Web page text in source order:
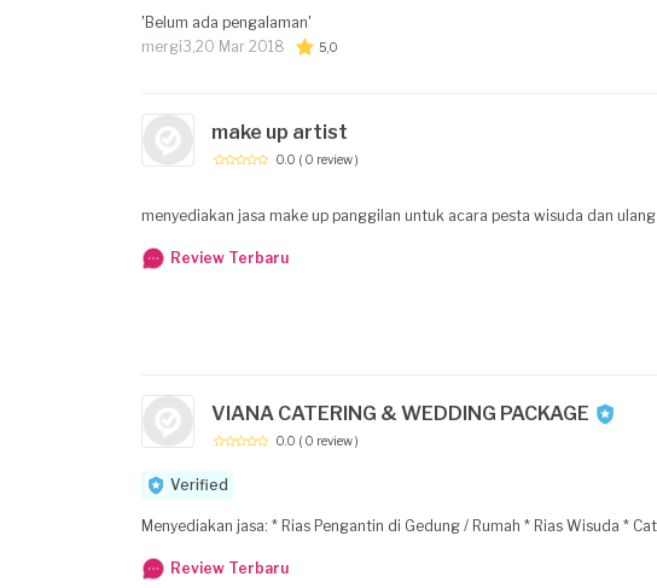
'Belum ada pengalaman'
mergi3,20 Mar 2018 5,0
make up artist
0.0 ( 0 review )
menyediakan jasa make up panggilan untuk acara pesta wisuda dan
Review Terbaru
VIANA CATERING & WEDDING PACKAGE
0.0 ( 0 review )
Verified
Review Terbaru